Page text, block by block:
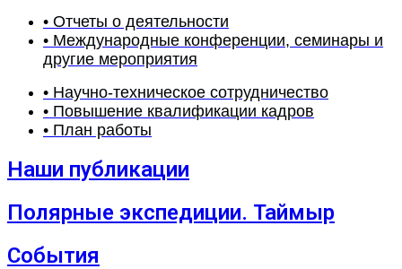
• Отчеты о деятельности
• Международные конференции, семинары и
другие мероприятия
• Научно-техническое сотрудничество
• Повышение квалификации кадров
• План работы
Наши публикации
Полярные экспедиции. Таймыр
События